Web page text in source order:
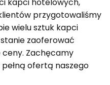
kapci hotelowych,
przygotowaliśmy
wielu sztuk kapci
zaoferować
Zachęcamy
pełną ofertą naszego